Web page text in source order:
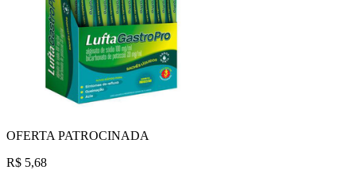
OFERTA PATROCINADA
R$ 5,68